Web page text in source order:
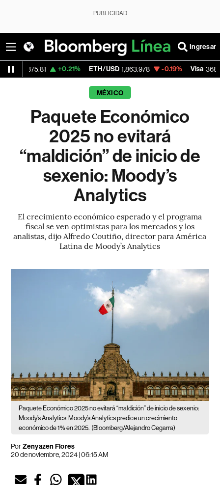
PUBLICIDAD
Ingresar
+0.21% ETH/USD 1,863.978 -0.19% Visa 368.56
MÉXICO
Paquete Económico
2025 no evitará
“maldición” de inicio de
sexenio: Moody’s
Analytics
El crecimiento económico esperado y el programa
fiscal se ven optimistas para los mercados y los
analistas, dijo Alfredo Coutiño, director para América
Latina de Moody’s Analytics
Paquete Económico 2025 no evitará “maldición” de inicio de sexenio:
Moody’s Analytics Moody’s Analytics predice un crecimiento
económico de 1% en 2025. (Bloomberg/Alejandro Cegarra)
PorZenyazen Flores
20 de noviembre, 2024 | 06:15 AM